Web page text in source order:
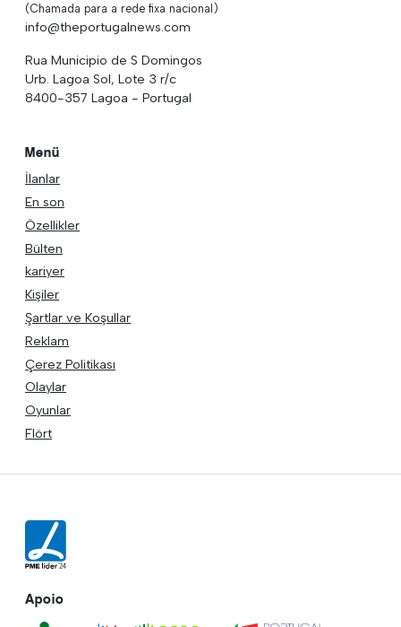
(Chamada para a rede fixa nacional)
info@theportugalnews.com
Rua Municipio de S Domingos
Urb. Lagoa Sol, Lote 3 r/c
8400-357 Lagoa - Portugal
Menü
İlanlar
En son
Özellikler
Bülten
kariyer
Kişiler
Şartlar ve Koşullar
Reklam
Çerez Politikası
Olaylar
Oyunlar
Flört
Apoio